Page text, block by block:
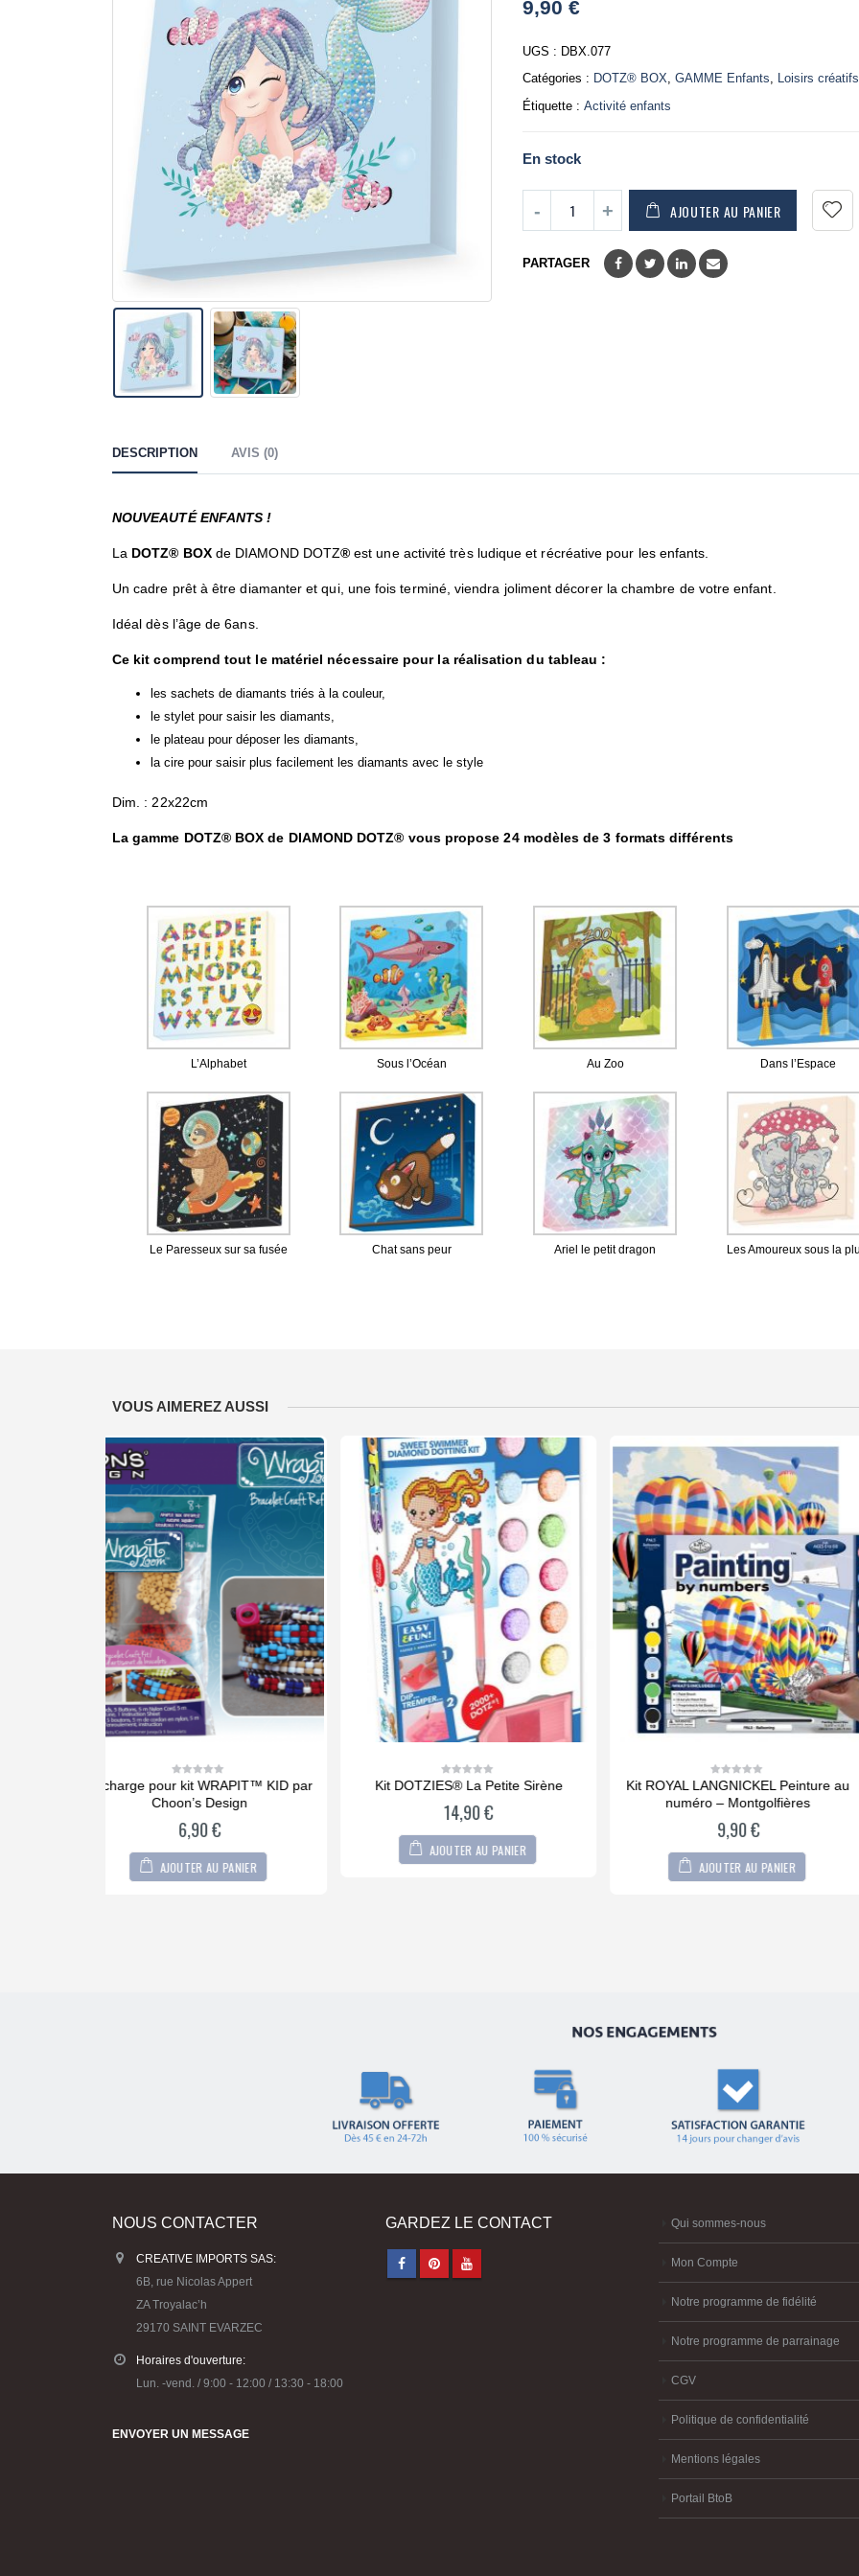
out
of
9,90€
UGS : DBX.077
Catégories : DOTZ® BOX,GAMME Enfants, Loisirs créatifs
Étiquette :Activité enfants
En stock
AJOUTER AU PANIER
PARTAGER
DESCRIPTION AVIS (0)
NOUVEAUTÉ ENFANTS !
La DOTZ® BOXde DIAMOND DOTZ®est une activité très ludique et récréative pour les enfants.
Un cadre prêt à être diamanter et qui, une fois terminé, viendra joliment décorer la chambre de votre enfant.
Idéal dès l’âge de 6ans.
Ce kit comprend tout le matériel nécessaire pour la réalisation du tableau :
les sachets de diamants triés à la couleur,
le stylet pour saisir les diamants,
le plateau pour déposer les diamants,
la cire pour saisir plus facilement les diamants avec le style
Dim. : 22x22cm
La gamme DOTZ® BOX de DIAMOND DOTZ® vous propose 24 modèles de 3 formats différents
L’Alphabet Sous l’Océan Au Zoo Dans l’Espace
Le Paresseux sur sa fusée Chat sans peur Ariel le petit dragon Les Amoureux sous la
VOUS AIMEREZ AUSSI
0
of
Kit DOTZIES® La Petite Sirène
14,90
AJOUTER AU PANIER
0
of
5
Kit ROYAL LANGNICKEL Peinture au
numéro – Montgolfières
9,90€
AJOUTER AU PANIER
0
of
Kit ROYAL LANGNICKEL®
numero toile sur châssis –
pré – Grand Format
15,90€
AJOUTER AU PANIER
NOUS CONTACTER
CREATIVE IMPORTS SAS:
6B, rue Nicolas Appert
ZA Troyalac’h
29170 SAINT EVARZEC
Horaires d'ouverture:
Lun. -vend. / 9:00 - 12:00 / 13:30 - 18:00
ENVOYER UN MESSAGE
GARDEZ LE CONTACT Qui sommes-nous
Mon Compte
Notre programme de fidélité
Notre programme de parrainage
CGV
Politique de confidentialité
Mentions légales
Portail BtoB